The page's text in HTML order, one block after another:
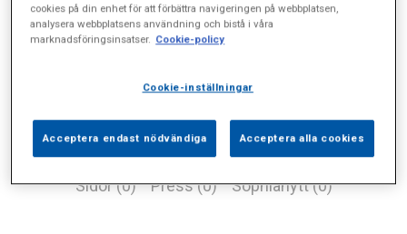
Alla (1) Vårdgivare (1) Specialister (0)
Sidor (0) Press (0) Sophianytt (0)
cookies på din enhet för att förbättra navigeringen på webbplatsen,
analysera webbplatsens användning och bistå i våra
marknadsföringsinsatser. Cookie-policy
Cookie-inställningar
Acceptera endast nödvändiga Acceptera alla cookies